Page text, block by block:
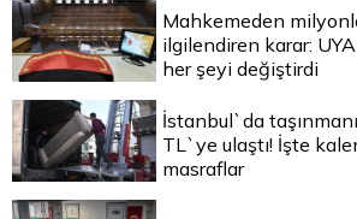
Mahkemeden
ilgilendiren karar:
her şeyi değiştirdi
İstanbul`da
TL`ye ulaştı! İşte
masraflar